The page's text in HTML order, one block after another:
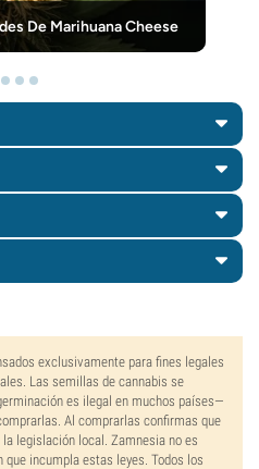
De Marihuana Cheese
exclusivamente para fines legales
Las semillas de cannabis se
es ilegal en muchos países—
Al comprarlas confirmas que
legislación local. Zamnesia no es
que incumpla estas leyes. Todos los